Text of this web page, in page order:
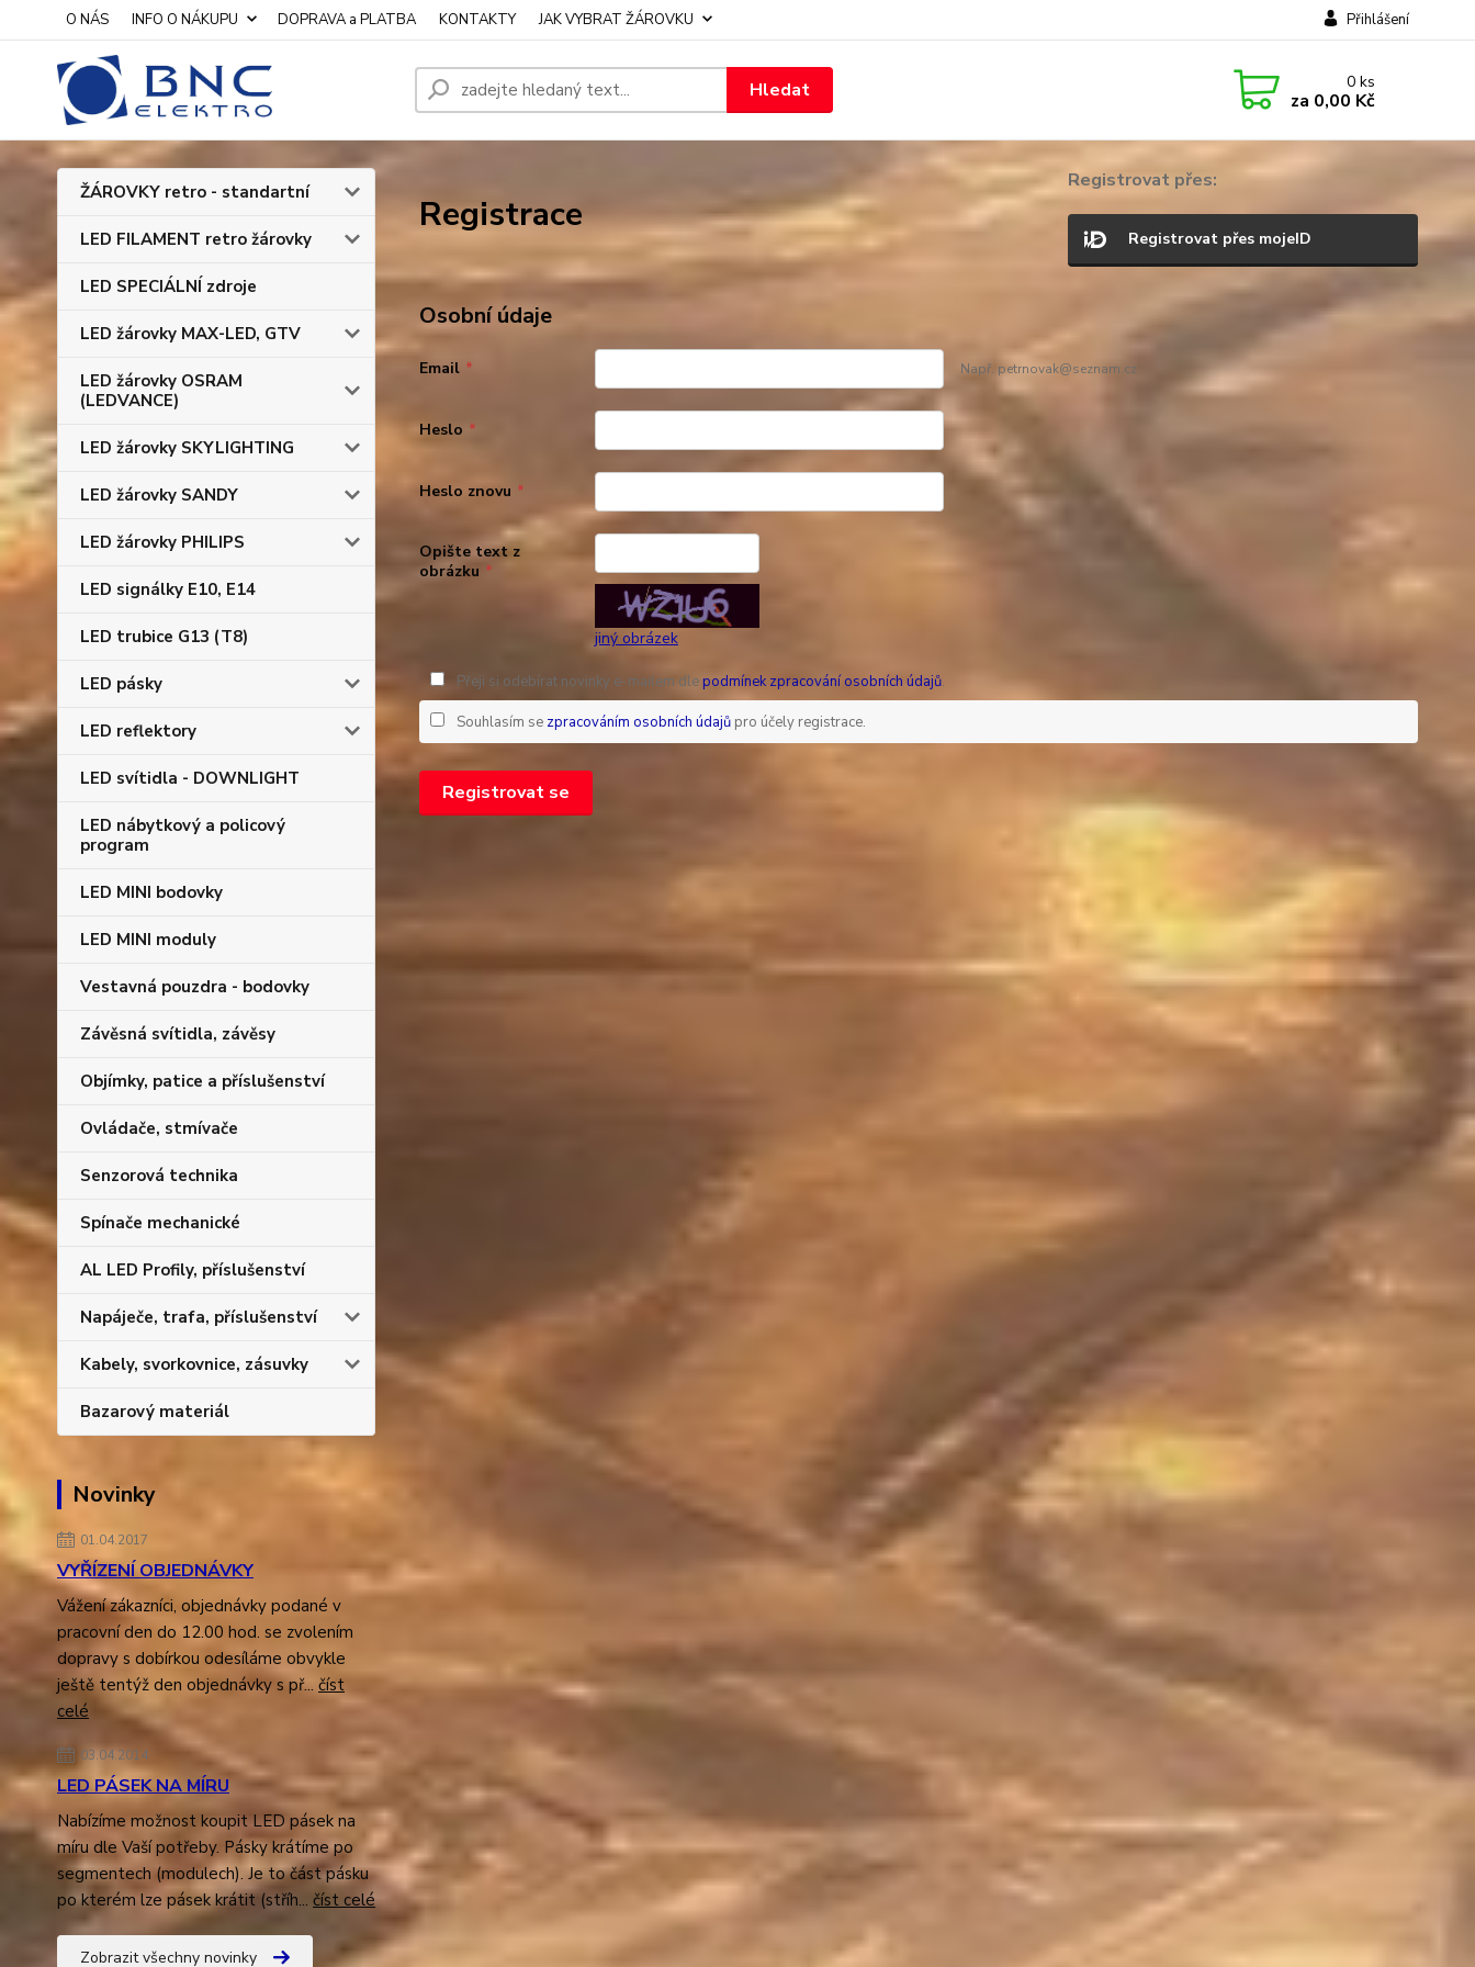
O NÁS INFO O NÁKUPU DOPRAVA a PLATBA KONTAKTY JAK VYBRAT ŽÁROVKU Přihlášení
Hledat 0ks
za 0,00 Kč
ŽÁROVKY retro - standartní
LED FILAMENT retro žárovky
LED SPECIÁLNÍ zdroje
LED žárovky MAX-LED, GTV
LED žárovky OSRAM
(LEDVANCE)
LED žárovky SKYLIGHTING
LED žárovky SANDY
LED žárovky PHILIPS
LED signálky E10, E14
LED trubice G13 (T8)
LED pásky
LED reflektory
LED svítidla - DOWNLIGHT
LED nábytkový a policový
program
LED MINI bodovky
LED MINI moduly
Vestavná pouzdra - bodovky
Závěsná svítidla, závěsy
Objímky, patice a příslušenství
Ovládače, stmívače
Senzorová technika
Spínače mechanické
AL LED Profily, příslušenství
Napáječe, trafa, příslušenství
Kabely, svorkovnice, zásuvky
Bazarový materiál
Novinky
01.04.2017
VYŘÍZENÍ OBJEDNÁVKY
Vážení zákazníci, objednávky podané v
pracovní den do 12.00 hod. se zvolením
dopravy s dobírkou odesíláme obvykle
ještě tentýž den objednávky s př... číst
celé
03.04.2014
LED PÁSEK NA MÍRU
Nabízíme možnost koupit LED pásek na
míru dle Vaší potřeby. Pásky krátíme po
segmentech (modulech). Je to část pásku
po kterém lze pásek krátit (stříh... číst celé
Zobrazit všechny novinky
Registrace
Registrovat přes:
Registrovat přes mojeID
Osobní údaje
Email * Např. petrnovak@seznam.cz
Heslo *
Heslo znovu *
Opište text z
obrázku *
jiný obrázek
Přeji si odebírat novinky e-mailem dle podmínek zpracování osobních údajů.
Souhlasím se zpracováním osobních údajůpro účely registrace.
Registrovat se